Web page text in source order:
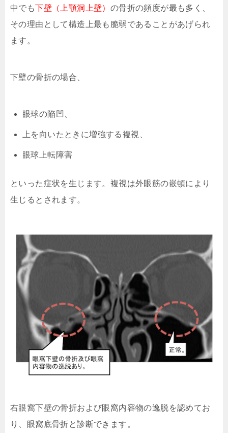
中でも下壁（上顎洞上壁） の骨折の頻度が最も多く、
その理由として構造上最も脆弱であることがあげられ
ます。
下壁の骨折の場合、
眼球の陥凹、
上を向いたときに増強する複視、
眼球上転障害
といった症状を生じます。複視は外眼筋の嵌頓により
生じるとされます。
右眼窩下壁の骨折および眼窩内容物の逸脱を認めてお
り、眼窩底骨折と診断できます。